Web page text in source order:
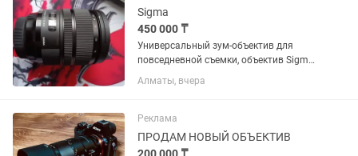
Sigma
450 000 ₸
Универсальный зум-объектив для
повседневной съемки, объектив Sigma
24-70mm f/2.8 DG OS HSM с креплением
Canon EF охватывает полезный
широкоугольного до портретного,...
Алматы, вчера
Реклама
ПРОДАМ НОВЫЙ ОБЪЕКТИВ